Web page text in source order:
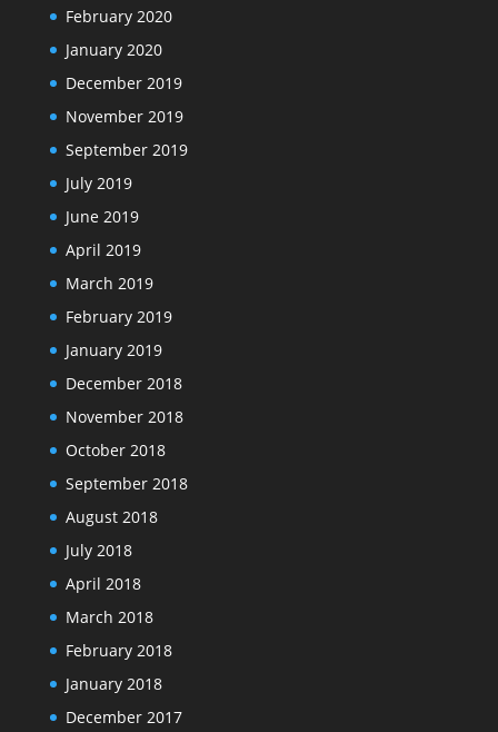
February 2020
January 2020
December 2019
November 2019
September 2019
July 2019
June 2019
April 2019
March 2019
February 2019
January 2019
December 2018
November 2018
October 2018
September 2018
August 2018
July 2018
April 2018
March 2018
February 2018
January 2018
December 2017